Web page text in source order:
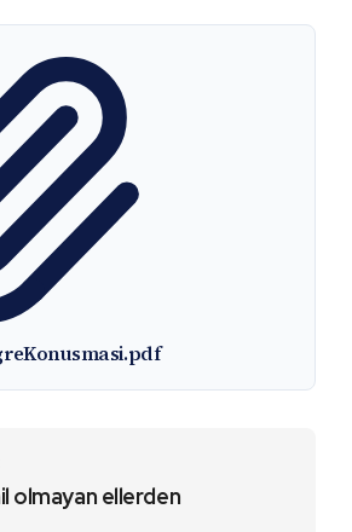
olmayan ellerden